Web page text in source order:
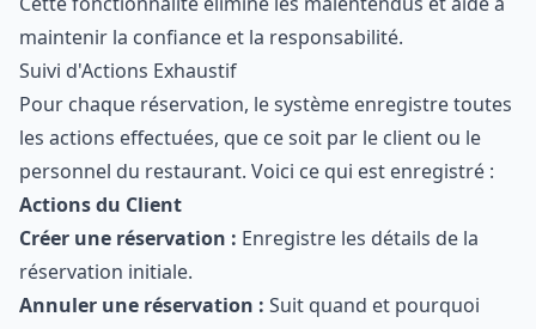
maintenir la confiance et la responsabilité.
Suivi d'Actions Exhaustif
Pour chaque réservation, le système enregistre toutes
les actions effectuées, que ce soit par le client ou le
personnel du restaurant. Voici ce qui est enregistré :
Actions du Client
Créer une réservation : Enregistre les détails de la
réservation initiale.
Annuler une réservation : Suit quand et pourquoi